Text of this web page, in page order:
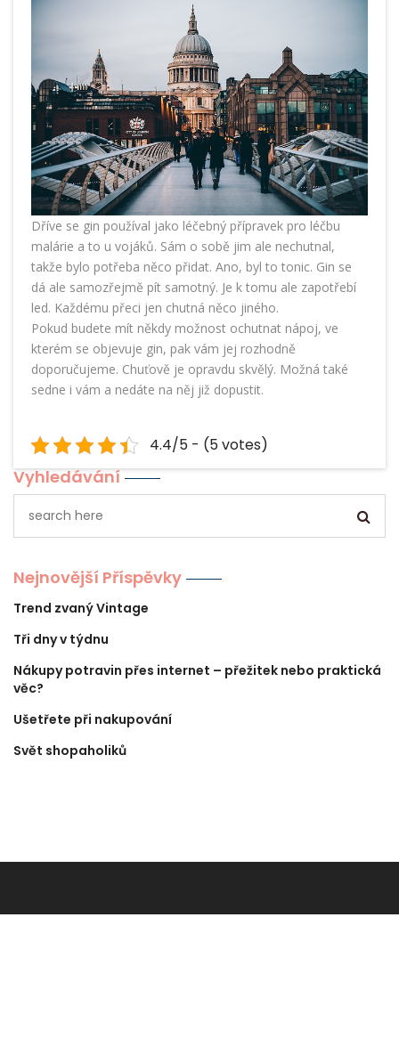
Dříve se gin používal jako léčebný přípravek pro léčbu
malárie a to u vojáků. Sám o sobě jim ale nechutnal,
takže bylo potřeba něco přidat. Ano, byl to tonic. Gin se
dá ale samozřejmě pít samotný. Je k tomu ale zapotřebí
led. Každému přeci jen chutná něco jiného.
Pokud budete mít někdy možnost ochutnat nápoj, ve
kterém se objevuje gin, pak vám jej rozhodně
doporučujeme. Chuťově je opravdu skvělý. Možná také
sedne i vám a nedáte na něj již dopustit.
4.4/5 - (5 votes)
Vyhledávání
Nejnovější Příspěvky
Trend zvaný Vintage
Tři dny v týdnu
Nákupy potravin přes internet – přežitek nebo praktická
věc?
Ušetřete při nakupování
Svět shopaholiků